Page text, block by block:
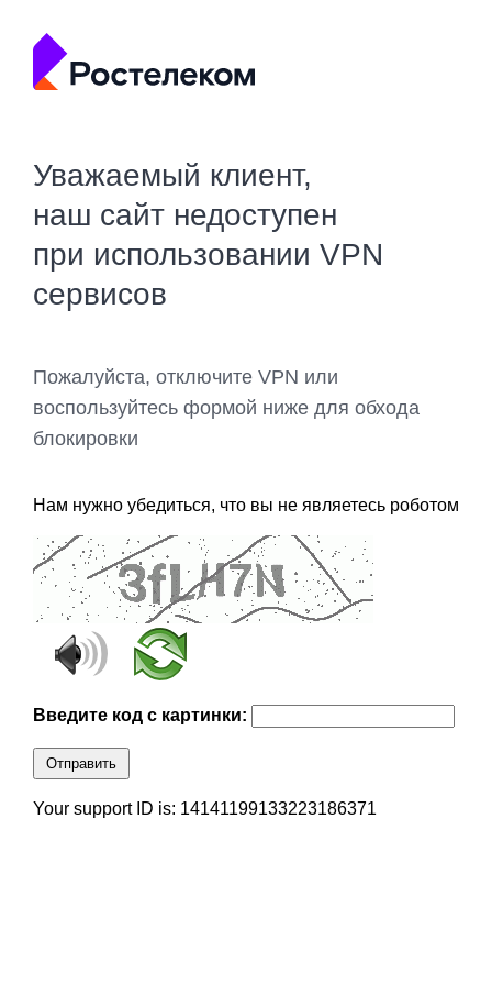
Уважаемый клиент,
наш сайт недоступен
при использовании VPN
сервисов
Пожалуйста, отключите VPN или
воспользуйтесь формой ниже для обхода
блокировки
Нам нужно убедиться, что вы не являетесь роботом
Введите код с картинки:
Отправить
Your support ID is: 14141199133223186371